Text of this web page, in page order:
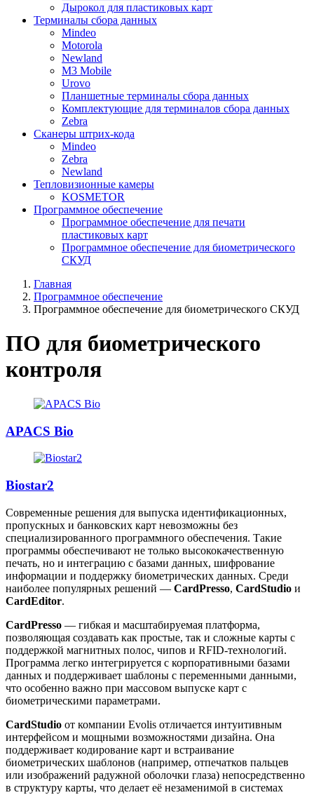
Дырокол для пластиковых карт
Терминалы сбора данных
Mindeo
Motorola
Newland
M3 Mobile
Urovo
Планшетные терминалы сбора данных
Комплектующие для терминалов сбора данных
Zebra
Сканеры штрих-кода
Mindeo
Zebra
Newland
Тепловизионные камеры
KOSMETOR
Программное обеспечение
Программное обеспечение для печати
пластиковых карт
Программное обеспечение для биометрического
СКУД
Главная
Программное обеспечение
Программное обеспечение для биометрического СКУД
ПО для биометрического
контроля
APACS Bio
Biostar2
Современные решения для выпуска идентификационных,
пропускных и банковских карт невозможны без
специализированного программного обеспечения. Такие
программы обеспечивают не только высококачественную
печать, но и интеграцию с базами данных, шифрование
информации и поддержку биометрических данных. Среди
наиболее популярных решений — CardPresso, CardStudio и
CardEditor.
CardPresso — гибкая и масштабируемая платформа,
позволяющая создавать как простые, так и сложные карты с
поддержкой магнитных полос, чипов и RFID-технологий.
Программа легко интегрируется с корпоративными базами
данных и поддерживает шаблоны с переменными данными,
что особенно важно при массовом выпуске карт с
биометрическими параметрами.
CardStudio от компании Evolis отличается интуитивным
интерфейсом и мощными возможностями дизайна. Она
поддерживает кодирование карт и встраивание
биометрических шаблонов (например, отпечатков пальцев
или изображений радужной оболочки глаза) непосредственно
в структуру карты, что делает её незаменимой в системах